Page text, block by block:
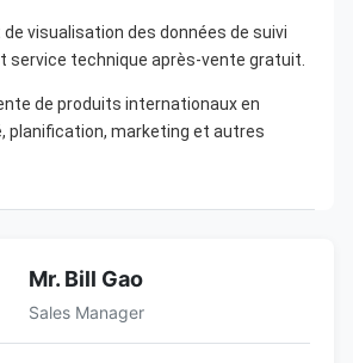
visualisation des données de suivi
service technique après-vente gratuit.
de produits internationaux en
planification, marketing et autres
Mr. Bill Gao
Sales Manager